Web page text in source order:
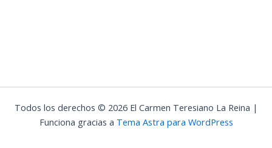
Todos los derechos © 2026 El Carmen Teresiano La Reina |
Funciona gracias a Tema Astra para WordPress